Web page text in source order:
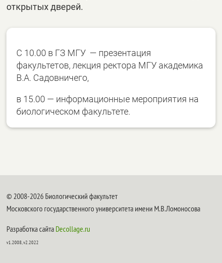
открытых дверей.
С 10.00 в ГЗ МГУ — презентация
факультетов, лекция ректора МГУ академика
В.А. Садовничего,
в 15.00 — информационные мероприятия на
биологическом факультете.
© 2008-2026 Биологический факультет
Московского государственного университета имени М.В.Ломоносова
Разработка сайта Decollage.ru
v1.2008, v2.2022